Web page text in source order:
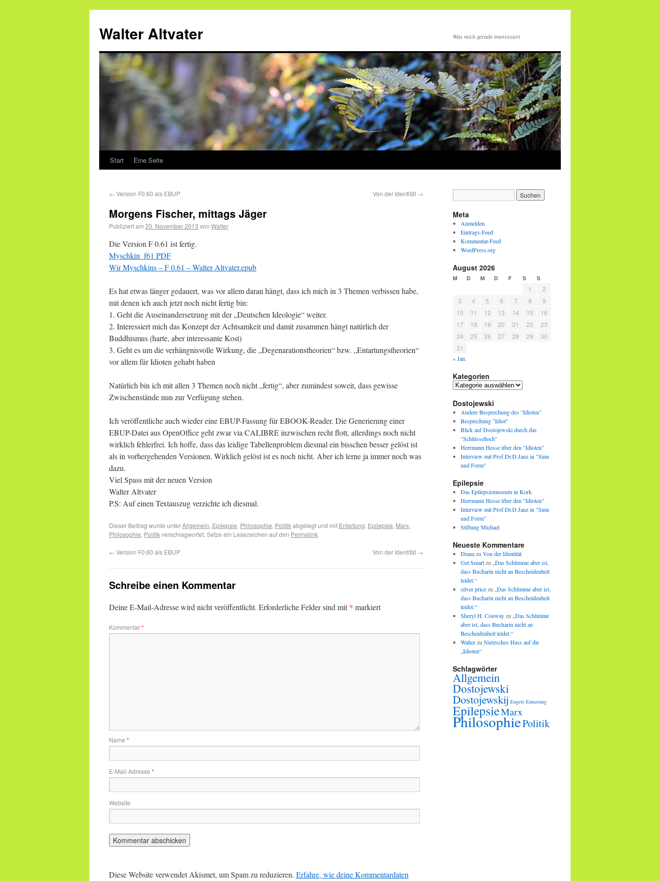
Walter Altvater Was mich gerade interessiert
Start Eine Seite
← Version F0.60 als EBUP Von der Identität →
Morgens Fischer, mittags Jäger
Publiziert am 20. November 2013 von Walter
Die Version F 0.61 ist fertig.
Myschkin_f61 PDF
Wir Myschkins – F 0.61 – Walter Altvater.epub
Es hat etwas länger gedauert, was vor allem daran hängt, dass ich mich in 3 Themen verbissen habe,
mit denen ich auch jetzt noch nicht fertig bin:
1. Geht die Auseinandersetzung mit der „Deutschen Ideologie“ weiter.
2. Interessiert mich das Konzept der Achtsamkeit und damit zusammen hängt natürlich der
Buddhismus (harte, aber interessante Kost)
3. Geht es um die verhängnisvolle Wirkung, die „Degenarationstheorien“ bzw. „Entartungstheorien“
vor allem für Idioten gehabt haben
Natürlich bin ich mit allen 3 Themen noch nicht „fertig“, aber zumindest soweit, dass gewisse
Zwischenstände nun zur Verfügung stehen.
Ich veröffentliche auch wieder eine EBUP-Fassung für EBOOK-Reader. Die Generierung einer
EBUP-Datei aus OpenOffice geht zwar via CALIBRE inzwischen recht flott, allerdings noch nicht
wirklich fehlerfrei. Ich hoffe, dass das leidige Tabellenproblem diesmal ein bisschen besser gelöst ist
als in vorhergehenden Versionen. Wirklich gelöst ist es noch nicht. Aber ich lerne ja immer noch was
dazu.
Viel Spass mit der neuen Version
Walter Altvater
P.S: Auf einen Textauszug verzichte ich diesmal.
Dieser Beitrag wurde unterAllgemein, Epilepsie, Philosophie, Politikabgelegt und mit Entartung, Epilepsie, Marx,
Philosophie, Politikverschlagwortet. Setze ein Lesezeichen auf den Permalink.
← Version F0.60 als EBUP Von der Identität →
Schreibe einen Kommentar
Deine E-Mail-Adresse wird nicht veröffentlicht. Erforderliche Felder sind mit* markiert
Kommentar*
Name *
E-Mail-Adresse *
Website
Diese Website verwendet Akismet, um Spam zu reduzieren. Erfahre, wie deine Kommentardaten
Meta
Anmelden
Eintrags-Feed
Kommentar-Feed
WordPress.org
August 2026
M D M D F S S
1
2
3
4 5 6 7 8
9
10
11 12 13 14 15
16
17
18 19 20 21 22
23
24
25 26 27 28 29
30
31
« Jan.
Kategorien
Dostojewski
Andere Besprechung des "Idioten"
Besprechung "Idiot"
Blick auf Dostojewski durch das
"Schlüsselloch"
Herrmann Hesse über den "Idioten"
Interview mit Prof.Dr.D.Janz in "Sinn
und Form"
Epilepsie
Das Epilepsiemuseum in Kork
Herrmann Hesse über den "Idioten"
Interview mit Prof.Dr.D.Janz in "Sinn
und Form"
Stiftung Michael
Neueste Kommentare
Dianazu Von der Identität
Get Smartzu „Das Schlimme aber ist,
dass Bucharin nicht an Bescheidenheit
leidet.“
silver pricezu „Das Schlimme aber ist,
dass Bucharin nicht an Bescheidenheit
leidet.“
Sheryl H. Conwayzu „Das Schlimme
aber ist, dass Bucharin nicht an
Bescheidenheit leidet.“
Walterzu Nietzsches Hass auf die
„Idioten“
Schlagwörter
Allgemein
Dostojewski
Dostojewskij Engels Entartung
EpilepsieMarx
PhilosophiePolitik